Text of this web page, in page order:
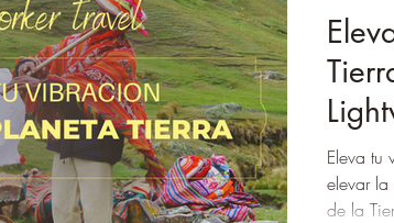
Eleva
elevar
de la